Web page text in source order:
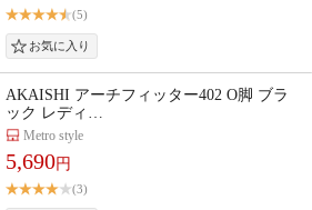
(5)
AKAISHI アーチフィッター402 O脚 ブラ
ック レディ…
Metro style
5,690円
(3)